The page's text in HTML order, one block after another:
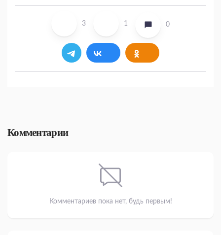
3 1 0
Комментарии
Комментариев пока нет, будь первым!